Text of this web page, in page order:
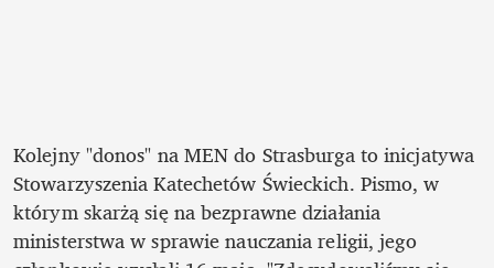
Kolejny "donos" na MEN do Strasburga to inicjatywa
Stowarzyszenia Katechetów Świeckich. Pismo, w
którym skarżą się na bezprawne działania
ministerstwa w sprawie nauczania religii, jego